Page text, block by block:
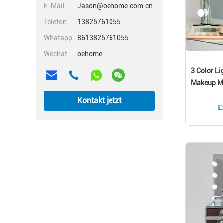
E-Mail:
Jason@oehome.com.cn
Telefon:
13825761055
Whatapp: 8613825761055
Wechat:
oehome
Kontakt jetzt
3 Color
Makeup